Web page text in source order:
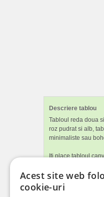
Descriere tablou
Tabloul reda doua
roz pudrat si alb,
minimaliste sau
Iti place tabloul
Acest site web
cookie-uri